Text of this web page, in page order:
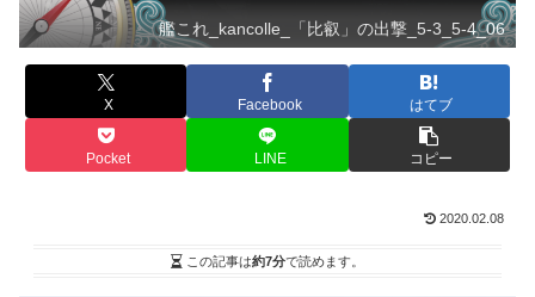
艦これ_kancolle_「比叡」の出撃_5-3_5-4_06
X Facebook はてブ
Pocket LINE コピー
2020.02.08
この記事は約7分で読めます。